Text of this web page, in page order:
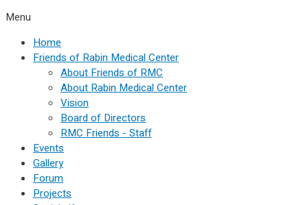
Menu
Home
Friends of Rabin Medical Center
About Friends of RMC
About Rabin Medical Center
Vision
Board of Directors
RMC Friends - Staff
Events
Gallery
Forum
Projects